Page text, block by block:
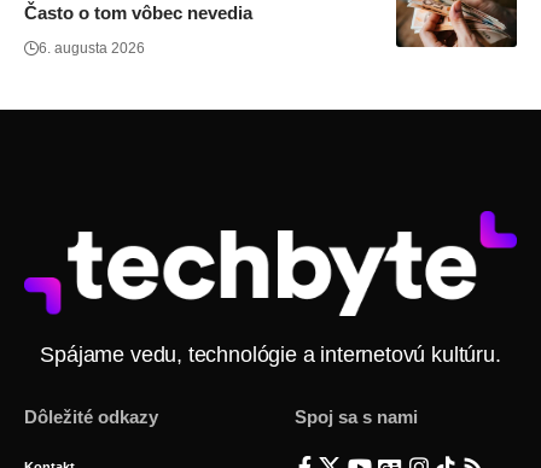
Často o tom vôbec nevedia
6. augusta 2026
Spájame vedu, technológie a internetovú kultúru.
Dôležité odkazy Spoj sa s nami